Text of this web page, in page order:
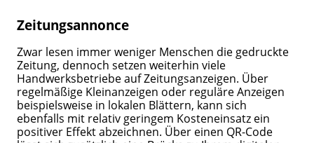
Zeitungsannonce
Zwar lesen immer weniger Menschen die gedruckte
Zeitung, dennoch setzen weiterhin viele
Handwerksbetriebe auf Zeitungsanzeigen. Über
regelmäßige Kleinanzeigen oder reguläre Anzeigen
beispielsweise in lokalen Blättern, kann sich
ebenfalls mit relativ geringem Kosteneinsatz ein
positiver Effekt abzeichnen. Über einen QR-Code